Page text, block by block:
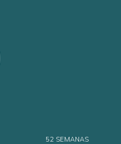
52 SEMANAS